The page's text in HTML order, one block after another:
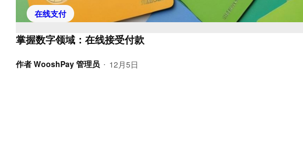
在线支付
掌握数字领域：在线接受付款
作者WooshPay 管理员 • 12月5日